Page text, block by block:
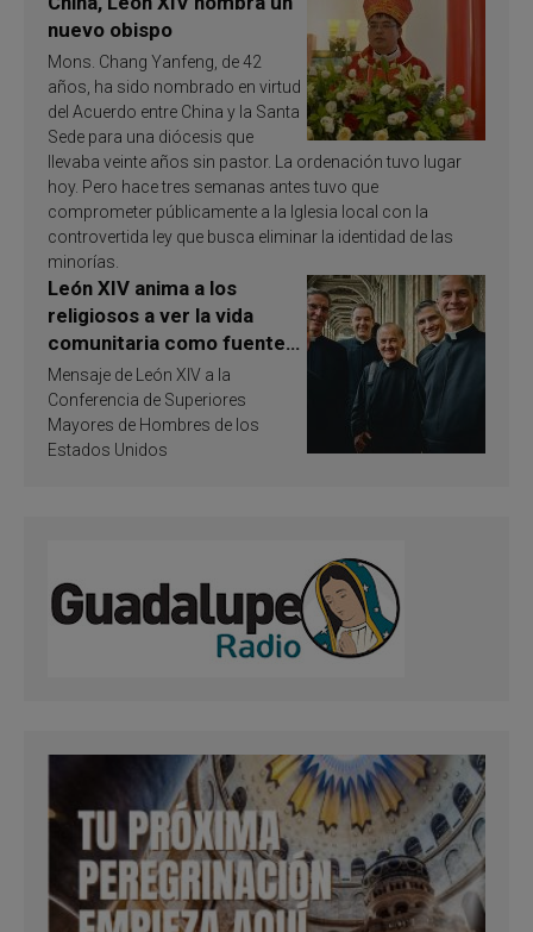
nuevo obispo
Mons. Chang Yanfeng, de 42
años, ha sido nombrado en virtud
del Acuerdo entre China y la Santa
Sede para una diócesis que
llevaba veinte años sin pastor. La ordenación tuvo lugar
hoy. Pero hace tres semanas antes tuvo que
comprometer públicamente a la Iglesia local con la
controvertida ley que busca eliminar la identidad de las
minorías.
León XIV anima a los
religiosos a ver la vida
comunitaria como fuente
de inspiración y
santificación
Mensaje de León XIV a la
Conferencia de Superiores
Mayores de Hombres de los
Estados Unidos